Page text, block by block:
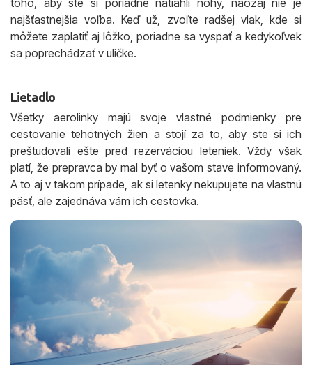
najšťastnejšia voľba. Keď už, zvoľte radšej vlak, kde si
môžete zaplatiť aj lôžko, poriadne sa vyspať a kedykoľvek
sa poprechádzať v uličke.
Lietadlo
Všetky aerolinky majú svoje vlastné podmienky pre
cestovanie tehotných žien a stojí za to, aby ste si ich
preštudovali ešte pred rezerváciou leteniek. Vždy však
platí, že prepravca by mal byť o vašom stave informovaný.
A to aj v takom prípade, ak si letenky nekupujete na vlastnú
päsť, ale zajednáva vám ich cestovka.